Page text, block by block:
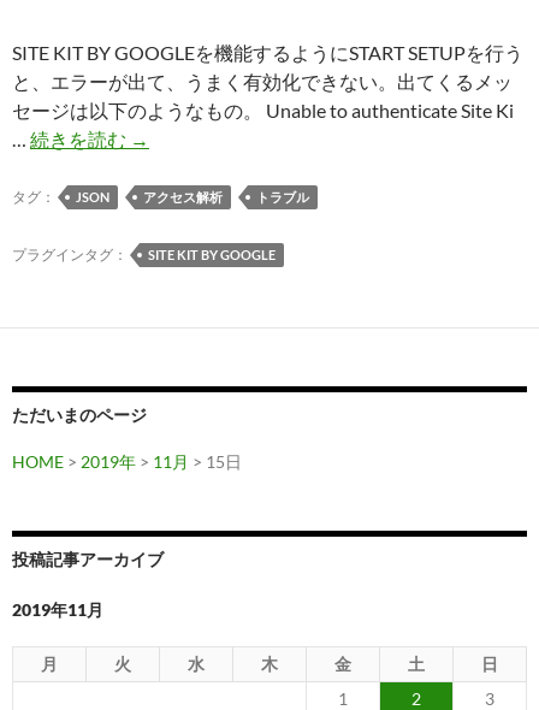
SITE KIT BY GOOGLEを機能するようにSTART SETUPを行う
と、エラーが出て、うまく有効化できない。出てくるメッ
セージは以下のようなもの。 Unable to authenticate Site Ki
… 続きを読む Site
by
の
ラ
ー
が
→
タグ： JSON アクセス解析 トラブル
プラグインタグ： SITE KIT BY GOOGLE
ただいまのページ
HOME > 2019年 > 11月 > 15日
投稿記事アーカイブ
2019年11月
月 火 水 木 金 土
日
1
2
3